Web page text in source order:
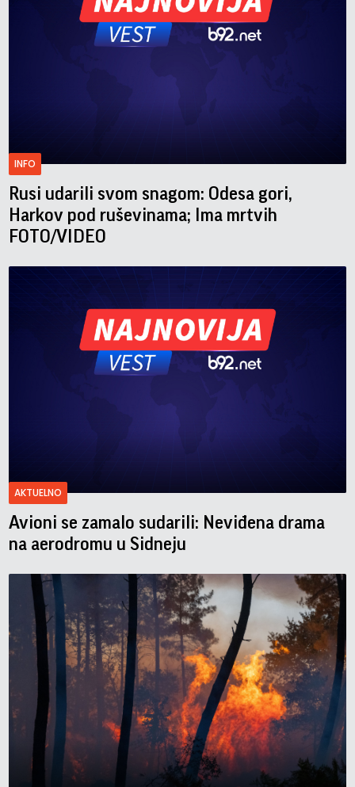
INFO
Rusi udarili svom snagom: Odesa gori,
Harkov pod ruševinama; Ima mrtvih
FOTO/VIDEO
AKTUELNO
Avioni se zamalo sudarili: Neviđena drama
na aerodromu u Sidneju